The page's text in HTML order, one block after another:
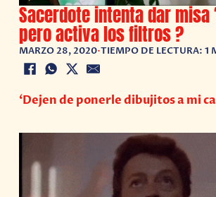
Sacerdote intenta dar misa
pero activa los filtros ?
MARZO 28, 2020•TIEMPO DE LECTURA: 1
‘Dejen de ponerle dibujitos a mi